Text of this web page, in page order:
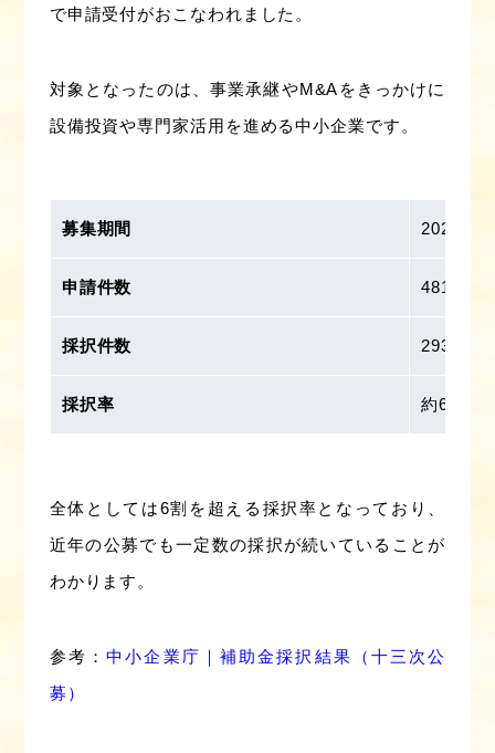
で申請受付がおこなわれました。
対象となったのは、事業承継やM&Aをきっかけに
設備投資や専門家活用を進める中小企業です。
募集期間 2025年
申請件数 481件
採択件数 293件
採択率 約60.9％
全体としては6割を超える採択率となっており、
近年の公募でも一定数の採択が続いていることが
わかります。
参考：中小企業庁｜補助金採択結果（十三次公
募）